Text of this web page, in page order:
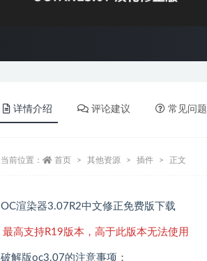
详情介绍 评论建议 常见问题
当前位置： 首页 其他资源 插件 正文
OC渲染器3.07R2中文修正免费版下载
最高支持R19版本，高于此版本无法使用
破解版oc3.07的注意事项：